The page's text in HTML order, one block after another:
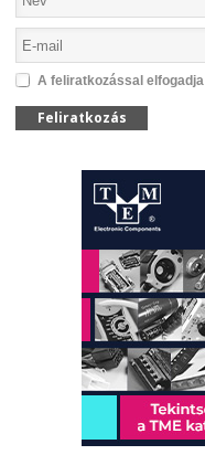
A feliratkozással elfogadja
Feliratkozás